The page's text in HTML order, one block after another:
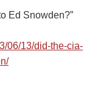
Ed Snowden?”
06/13/did-the-cia-